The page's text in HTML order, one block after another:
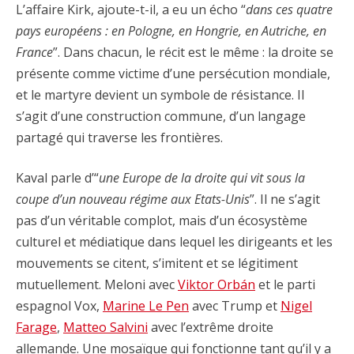
L’affaire Kirk, ajoute-t-il, a eu un écho “dans ces quatre
pays européens : en Pologne, en Hongrie, en Autriche, en
France”. Dans chacun, le récit est le même : la droite se
présente comme victime d’une persécution mondiale,
et le martyre devient un symbole de résistance. Il
s’agit d’une construction commune, d’un langage
partagé qui traverse les frontières.
Kaval parle d’“une Europe de la droite qui vit sous la
coupe d’un nouveau régime aux Etats-Unis”. Il ne s’agit
pas d’un véritable complot, mais d’un écosystème
culturel et médiatique dans lequel les dirigeants et les
mouvements se citent, s’imitent et se légitiment
mutuellement. Meloni avecViktor Orbán et le parti
espagnol Vox, Marine Le Pen avec Trump et Nigel
Farage, Matteo Salvini avec l’extrême droite
allemande. Une mosaïque qui fonctionne tant qu’il y a